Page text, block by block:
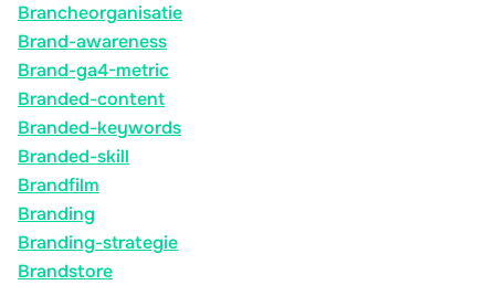
Brancheorganisatie
Brand-awareness
Brand-ga4-metric
Branded-content
Branded-keywords
Branded-skill
Brandfilm
Branding
Branding-strategie
Brandstore